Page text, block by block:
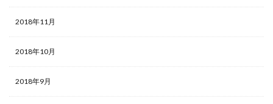
2018年11月
2018年10月
2018年9月